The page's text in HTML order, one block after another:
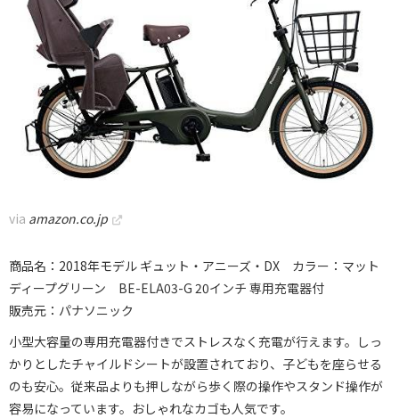
via amazon.co.jp
商品名：2018年モデル ギュット・アニーズ・DX カラー：マット
ディープグリーン BE-ELA03-G 20インチ 専用充電器付
販売元：パナソニック
小型大容量の専用充電器付きでストレスなく充電が行えます。しっ
かりとしたチャイルドシートが設置されており、子どもを座らせる
のも安心。従来品よりも押しながら歩く際の操作やスタンド操作が
容易になっています。おしゃれなカゴも人気です。